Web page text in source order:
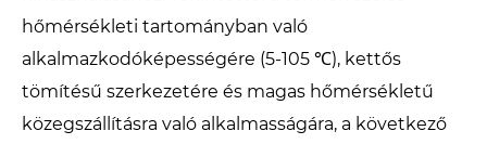
hőmérsékleti tartományban való
alkalmazkodóképességére (5-105 ℃), kettős
tömítésű szerkezetére és magas hőmérsékletű
közegszállításra való alkalmasságára, a következő